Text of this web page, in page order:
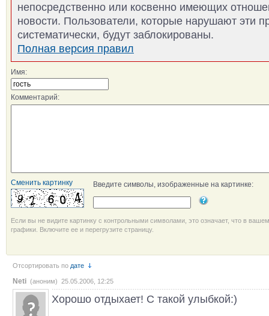
непосредственно или косвенно имеющих
новости. Пользователи, которые нарушают эти
систематически, будут заблокированы.
Полная версия правил
Имя:
Комментарий:
Сменить картинку Введите символы, изображенные на картинке:
Если вы не видите картинку с контрольными символами, это означает, что в
графики. Включите ее и перегрузите страницу.
Отсортировать по дате
Neti (аноним) 25.05.2006, 12:25
Хорошо отдыхает! С такой улыбкой:)